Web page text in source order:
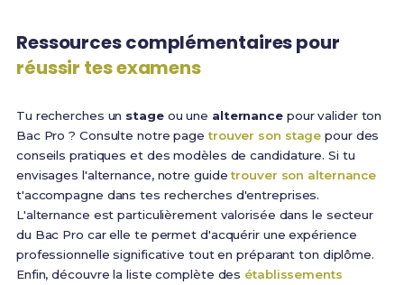
Ressources complémentaires pour
réussir tes examens
Tu recherches un stageou une alternancepour valider ton
Bac Pro ? Consulte notre pagetrouver son stage pour des
conseils pratiques et des modèles de candidature. Si tu
envisages l'alternance, notre guidetrouver son alternance
t'accompagne dans tes recherches d'entreprises.
L'alternance est particulièrement valorisée dans le secteur
du Bac Pro car elle te permet d'acquérir une expérience
professionnelle significative tout en préparant ton diplôme.
Enfin, découvre la liste complète des établissements